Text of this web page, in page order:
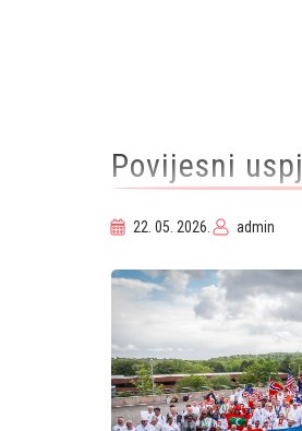
Povijesni
22. 05. 2026. admin